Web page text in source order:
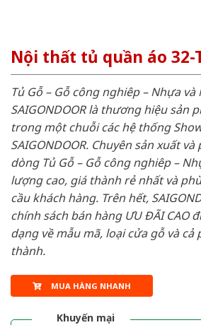
Nội thất tủ quần áo 32-
Tủ Gỗ – Gỗ công nghiêp – Nhựa
SAIGONDOOR là thương hiệu sản
trong một chuỗi các hệ thống
SAIGONDOOR. Chuyên sản xuất
dòng Tủ Gỗ – Gỗ công nghiêp –
lượng cao, giá thành rẻ nhất và
cầu khách hàng. Trên hết,
chính sách bán hàng ƯU ĐÃI CAO
dạng về mẫu mã, loại cửa gỗ và cả
thành.
MUA HÀNG NHANH
Khuyến mại